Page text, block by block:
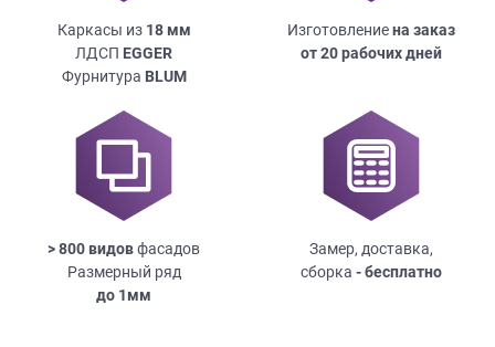
Каркасы из 18мм
ЛДСП EGGER
Фурнитура BLUM
Изготовлениена заказ
от 20 рабочих дней
> 800 видовфасадов
Размерный ряд
до 1мм
Замер, доставка,
сборка - бесплатно